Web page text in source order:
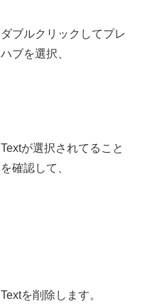
ダブルクリックしてプレ
ハブを選択、
Textが選択されてること
を確認して、
Textを削除します。